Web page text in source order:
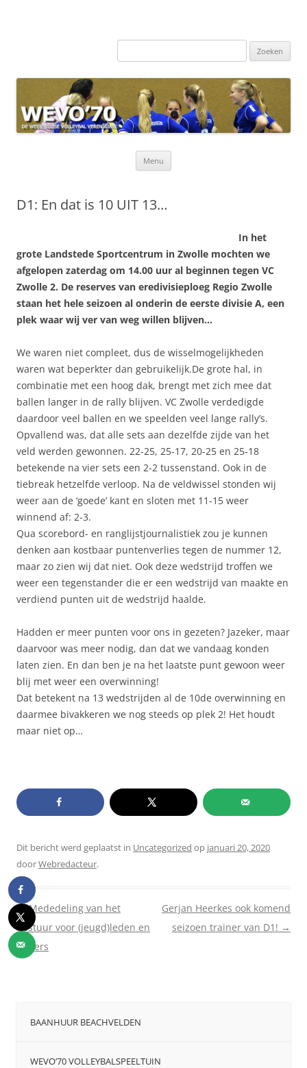
Zoeken
Menu
D1: En dat is 10 UIT 13…
In het
grote Landstede Sportcentrum in Zwolle mochten we
afgelopen zaterdag om 14.00 uur al beginnen tegen VC
Zwolle 2. De reserves van eredivisieploeg Regio Zwolle
staan het hele seizoen al onderin de eerste divisie A, een
plek waar wij ver van weg willen blijven…
We waren niet compleet, dus de wisselmogelijkheden
waren wat beperkter dan gebruikelijk.De grote hal, in
combinatie met een hoog dak, brengt met zich mee dat
ballen langer in de rally blijven. VC Zwolle verdedigde
daardoor veel ballen en we speelden veel lange rally’s.
Opvallend was, dat alle sets aan dezelfde zijde van het
veld werden gewonnen. 22-25, 25-17, 20-25 en 25-18
betekende na vier sets een 2-2 tussenstand. Ook in de
tiebreak hetzelfde verloop. Na de veldwissel stonden wij
weer aan de ‘goede’ kant en sloten met 11-15 weer
winnend af: 2-3.
Qua scorebord- en ranglijstjournalistiek zou je kunnen
denken aan kostbaar puntenverlies tegen de nummer 12,
maar zo zien wij dat niet. Ook deze wedstrijd troffen we
weer een tegenstander die er een wedstrijd van maakte en
verdiend punten uit de wedstrijd haalde.
Hadden er meer punten voor ons in gezeten? Jazeker, maar
daarvoor was meer nodig, dan dat we vandaag konden
laten zien. En dan ben je na het laatste punt gewoon weer
blij met weer een overwinning!
Dat betekent na 13 wedstrijden al de 10de overwinning en
daarmee bivakkeren we nog steeds op plek 2! Het houdt
maar niet op…
Dit bericht werd geplaatst in Uncategorized op januari 20, 2020
doorWebredacteur.
Berichtnavigatie
←Mededeling van het
bestuur voor (jeugd)leden en
ouders
Gerjan Heerkes ook komend
seizoen trainer van D1! →
BAANHUUR BEACHVELDEN
WEVO’70 VOLLEYBALSPEELTUIN